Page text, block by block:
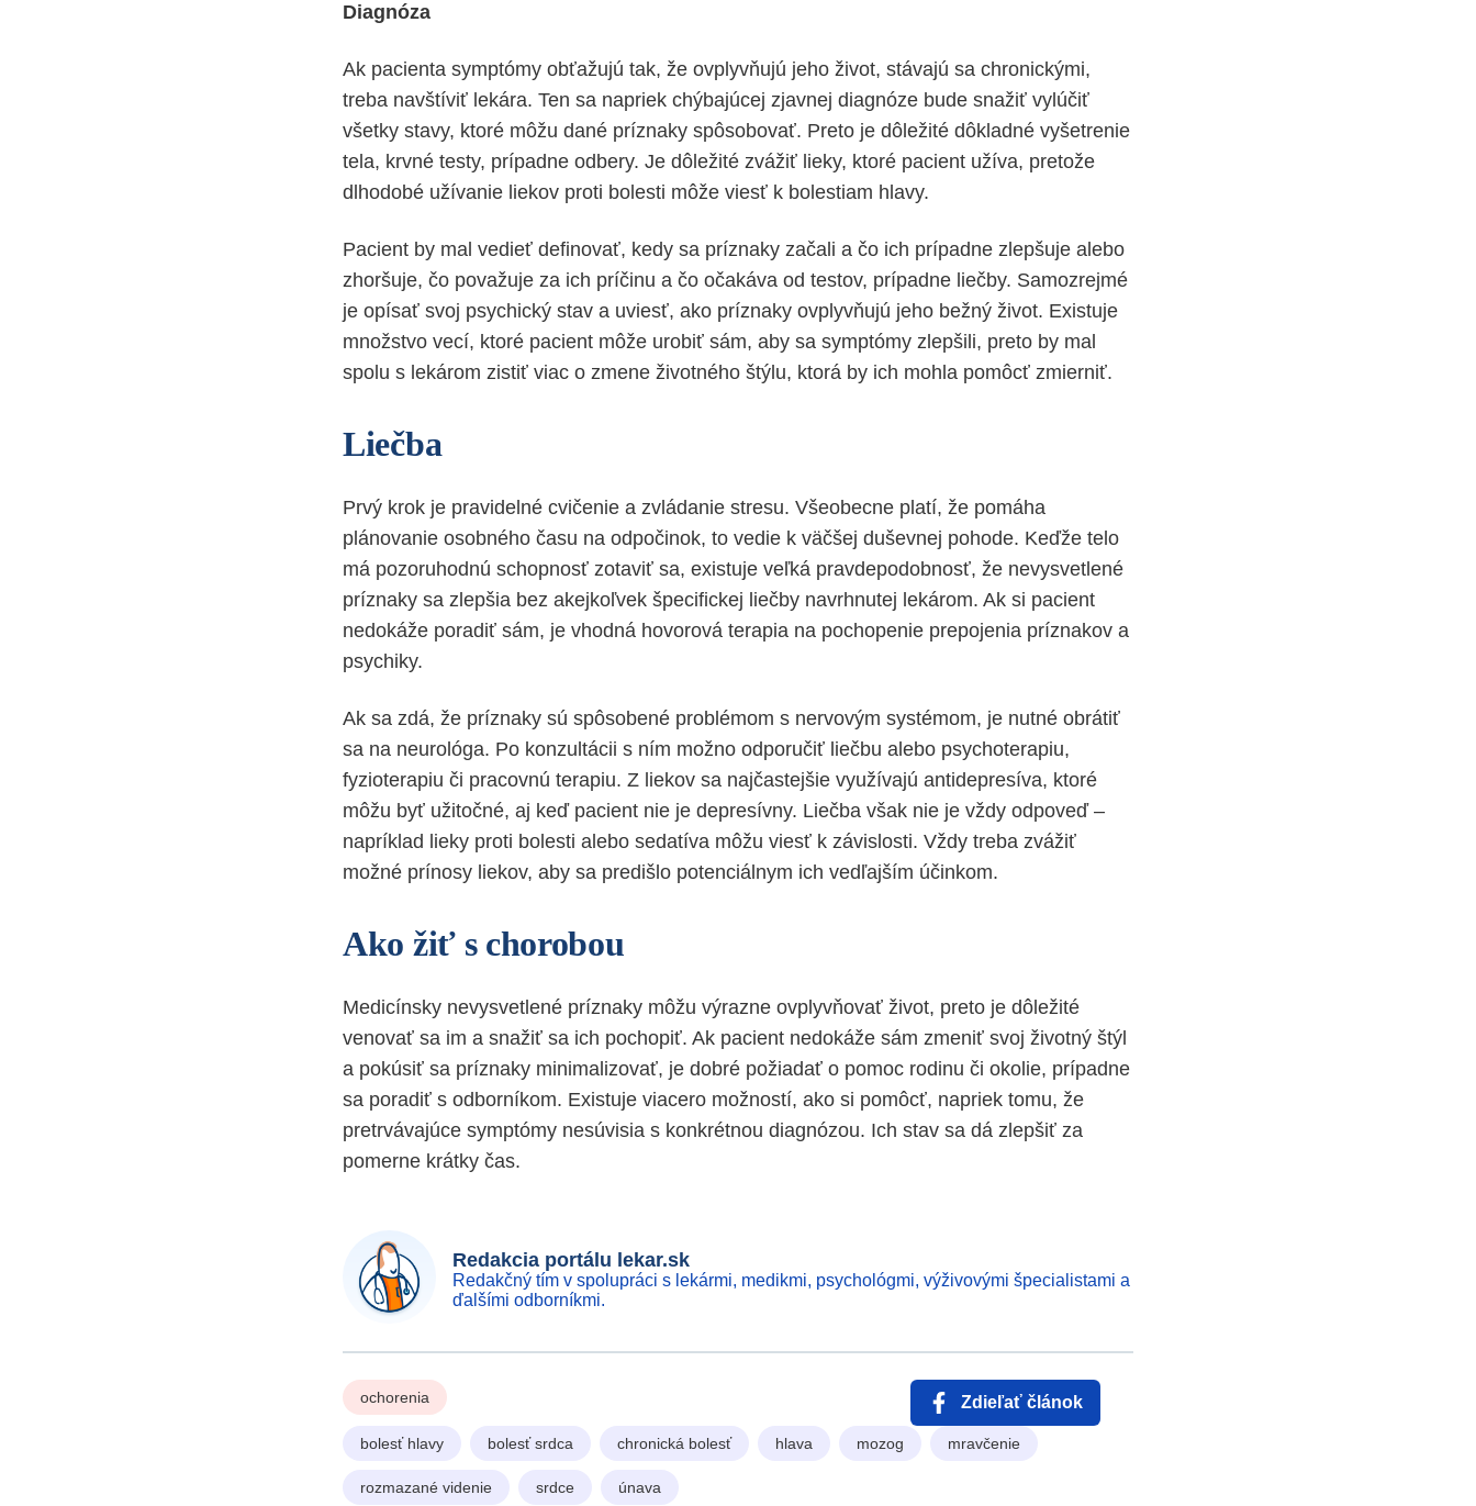
Diagnóza
Ak pacienta symptómy obťažujú tak, že ovplyvňujú jeho život, stávajú sa chronickými,
treba navštíviť lekára. Ten sa napriek chýbajúcej zjavnej diagnóze bude snažiť vylúčiť
všetky stavy, ktoré môžu dané príznaky spôsobovať. Preto je dôležité dôkladné vyšetrenie
tela, krvné testy, prípadne odbery. Je dôležité zvážiť lieky, ktoré pacient užíva, pretože
dlhodobé užívanie liekov proti bolesti môže viesť k bolestiam hlavy.
Pacient by mal vedieť definovať, kedy sa príznaky začali a čo ich prípadne zlepšuje alebo
zhoršuje, čo považuje za ich príčinu a čo očakáva od testov, prípadne liečby. Samozrejmé
je opísať svoj psychický stav a uviesť, ako príznaky ovplyvňujú jeho bežný život. Existuje
množstvo vecí, ktoré pacient môže urobiť sám, aby sa symptómy zlepšili, preto by mal
spolu s lekárom zistiť viac o zmene životného štýlu, ktorá by ich mohla pomôcť zmierniť.
Liečba
Prvý krok je pravidelné cvičenie a zvládanie stresu. Všeobecne platí, že pomáha
plánovanie osobného času na odpočinok, to vedie k väčšej duševnej pohode. Keďže telo
má pozoruhodnú schopnosť zotaviť sa, existuje veľká pravdepodobnosť, že nevysvetlené
príznaky sa zlepšia bez akejkoľvek špecifickej liečby navrhnutej lekárom. Ak si pacient
nedokáže poradiť sám, je vhodná hovorová terapia na pochopenie prepojenia príznakov a
psychiky.
Ak sa zdá, že príznaky sú spôsobené problémom s nervovým systémom, je nutné obrátiť
sa na neurológa. Po konzultácii s ním možno odporučiť liečbu alebo psychoterapiu,
fyzioterapiu či pracovnú terapiu. Z liekov sa najčastejšie využívajú antidepresíva, ktoré
môžu byť užitočné, aj keď pacient nie je depresívny. Liečba však nie je vždy odpoveď –
napríklad lieky proti bolesti alebo sedatíva môžu viesť k závislosti. Vždy treba zvážiť
možné prínosy liekov, aby sa predišlo potenciálnym ich vedľajším účinkom.
Ako žiť s chorobou
Medicínsky nevysvetlené príznaky môžu výrazne ovplyvňovať život, preto je dôležité
venovať sa im a snažiť sa ich pochopiť. Ak pacient nedokáže sám zmeniť svoj životný štýl
a pokúsiť sa príznaky minimalizovať, je dobré požiadať o pomoc rodinu či okolie, prípadne
sa poradiť s odborníkom. Existuje viacero možností, ako si pomôcť, napriek tomu, že
pretrvávajúce symptómy nesúvisia s konkrétnou diagnózou. Ich stav sa dá zlepšiť za
pomerne krátky čas.
Redakcia portálu lekar.sk
Redakčný tím v spolupráci s lekármi, medikmi, psychológmi, výživovými špecialistami a
ďalšími odborníkmi.
ochorenia Zdieľať článok
bolesť hlavy bolesť srdca chronická bolesť hlava mozog mravčenie
rozmazané videnie srdce únava